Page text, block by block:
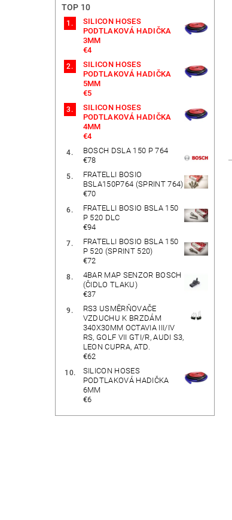
TOP 10
SILICON HOSES
PODTLAKOVÁ HADIČKA
3MM
€4
SILICON HOSES
PODTLAKOVÁ HADIČKA
5MM
€5
SILICON HOSES
PODTLAKOVÁ HADIČKA
4MM
€4
BOSCH DSLA 150 P 764
€78
FRATELLI BOSIO
BSLA150P764 (SPRINT 764)
€70
FRATELLI BOSIO BSLA 150
P 520 DLC
€94
FRATELLI BOSIO BSLA 150
P 520 (SPRINT 520)
€72
4BAR MAP SENZOR BOSCH
(ČIDLO TLAKU)
€37
RS3 USMĚRŇOVAČE
VZDUCHU K BRZDÁM
340X30MM OCTAVIA III/IV
RS, GOLF VII GTI/R, AUDI S3,
LEON CUPRA, ATD.
€62
SILICON HOSES
PODTLAKOVÁ HADIČKA
6MM
€6